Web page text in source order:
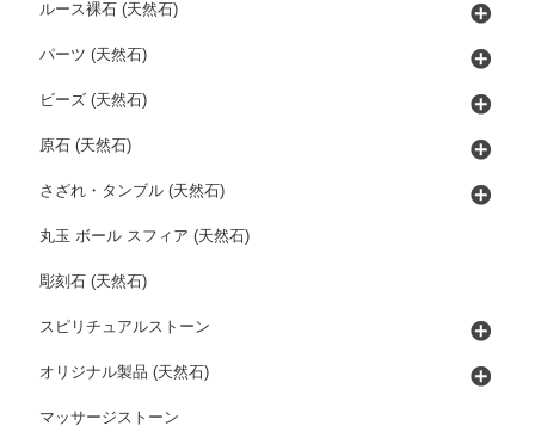
ルース裸石 (天然石)
パーツ (天然石)
ビーズ (天然石)
原石 (天然石)
さざれ・タンブル (天然石)
丸玉 ボール スフィア (天然石)
彫刻石 (天然石)
スピリチュアルストーン
オリジナル製品 (天然石)
マッサージストーン